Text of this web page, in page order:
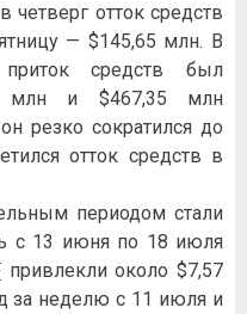
четверг отток средств
— $145,65 млн. В
средств был
млн и $467,35 млн
резко сократился до
отток средств в
периодом стали
с 13 июня по 18 июля
привлекли около $7,57
за неделю с 11 июля и